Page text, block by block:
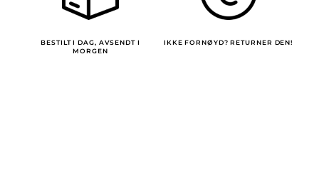
BESTILT I DAG, AVSENDT I
MORGEN
IKKE FORNØYD? RETURNER DEN!